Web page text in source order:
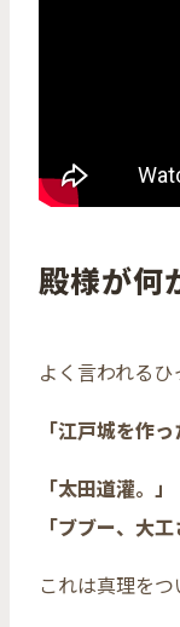
殿様が何
よく言われるひ
「江戸城を作
「太田道灌。」
「ブブー、大
これは真理をつ